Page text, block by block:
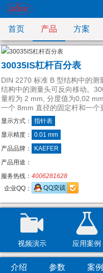
首页 产品 方案
30035IS杠杆百分表
DIN 2270 标准 B 型结构中的
结构中的测量头可反向移动。
量程为 2 mm, 分度值为0,02
一个 8mm 直径的固定杆和一个
显示方式：
指针表
显示精度：
0.01 mm
产品品牌：
KAEFER
产品用途：
服务热线： 4006281628
企业QQ：
视频演示 应用案例
介绍 参数 案例